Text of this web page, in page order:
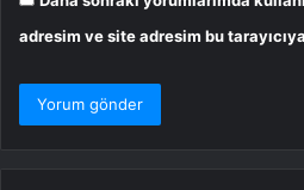
adresim ve site adresim bu